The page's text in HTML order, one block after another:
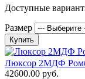
Доступные
Размер
Купить
Люксор 2МДФ Ромб
42600.00 руб.